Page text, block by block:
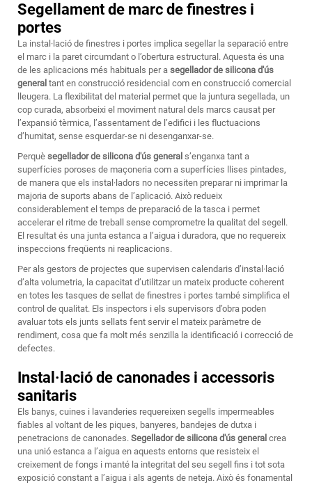
Segellament de marc de finestres i
portes
La instal·lació de finestres i portes implica segellar la separació entre
el marc i la paret circumdant o l’obertura estructural. Aquesta és una
de les aplicacions més habituals per a segellador de silicona d'ús
general tant en construcció residencial com en construcció comercial
lleugera. La flexibilitat del material permet que la juntura segellada, un
cop curada, absorbeixi el moviment natural dels marcs causat per
l’expansió tèrmica, l’assentament de l’edifici i les fluctuacions
d’humitat, sense esquerdar-se ni desenganxar-se.
Perquè segellador de silicona d'ús general s’enganxa tant a
superfícies poroses de maçoneria com a superfícies llises pintades,
de manera que els instal·ladors no necessiten preparar ni imprimar la
majoria de suports abans de l’aplicació. Això redueix
considerablement el temps de preparació de la tasca i permet
accelerar el ritme de treball sense comprometre la qualitat del segell.
El resultat és una junta estanca a l’aigua i duradora, que no requereix
inspeccions freqüents ni reaplicacions.
Per als gestors de projectes que supervisen calendaris d’instal·lació
d’alta volumetria, la capacitat d’utilitzar un mateix producte coherent
en totes les tasques de sellat de finestres i portes també simplifica el
control de qualitat. Els inspectors i els supervisors d’obra poden
avaluar tots els junts sellats fent servir el mateix paràmetre de
rendiment, cosa que fa molt més senzilla la identificació i correcció de
defectes.
Instal·lació de canonades i accessoris
sanitaris
Els banys, cuines i lavanderies requereixen segells impermeables
fiables al voltant de les piques, banyeres, bandejes de dutxa i
penetracions de canonades. Segellador de silicona d'ús general crea
una unió estanca a l’aigua en aquests entorns que resisteix el
creixement de fongs i manté la integritat del seu segell fins i tot sota
exposició constant a l’aigua i als agents de neteja. Això és fonamental